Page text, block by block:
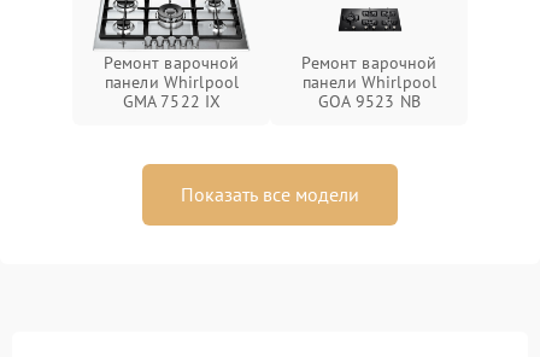
Ремонт варочной
панели Whirlpool
GMA 7522 IX
Ремонт варочной
панели Whirlpool
GOA 9523 NB
Показать все модели